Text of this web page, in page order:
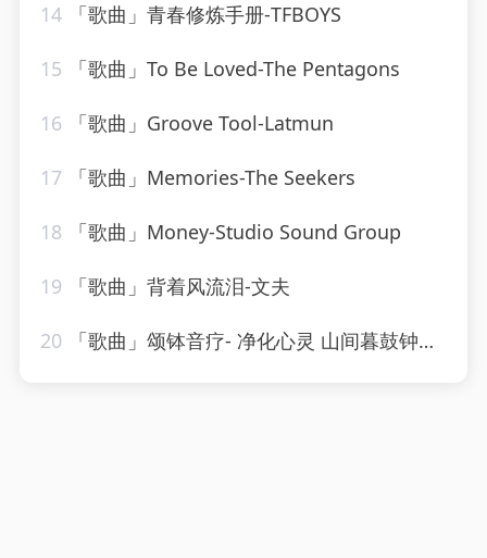
14 「歌曲」青春修炼手册-TFBOYS
15 「歌曲」To Be Loved-The Pentagons
16 「歌曲」Groove Tool-Latmun
17 「歌曲」Memories-The Seekers
18 「歌曲」Money-Studio Sound Group
19 「歌曲」背着风流泪-文夫
20 「歌曲」颂钵音疗- 净化心灵 山间暮鼓钟声-糖喵心理